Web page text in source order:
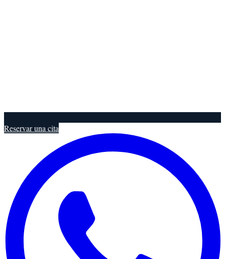
Reservar una cita